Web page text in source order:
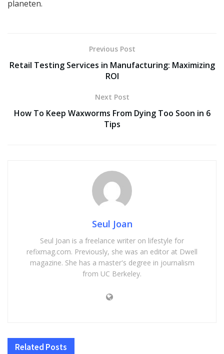
planeten.
Previous Post
Retail Testing Services in Manufacturing: Maximizing
ROI
Next Post
How To Keep Waxworms From Dying Too Soon in 6
Tips
Seul Joan
Seul Joan is a freelance writer on lifestyle for
refixmag.com. Previously, she was an editor at Dwell
magazine. She has a master's degree in journalism
from UC Berkeley.
Related Posts